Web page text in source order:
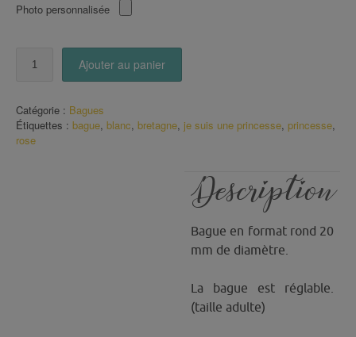
Photo personnalisée
suis
une
Princesse"
Ajouter au panier
Catégorie : Bagues
Étiquettes : bague, blanc, bretagne, je suis une princesse, princesse,
rose
Description
Bague en format rond 20
mm de diamètre.
La bague est réglable.
(taille adulte)